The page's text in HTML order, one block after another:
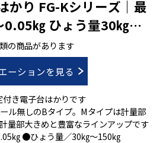
かり FG-Kシリーズ｜最
㎏ ひょう量30㎏～
の商品があります
ーションを見る
き電子台はかりです
ル無しのBタイプ。Mタイプは計量部
量部大きめと豊富なラインアップです
㎏ ●ひょう量／30㎏～150㎏